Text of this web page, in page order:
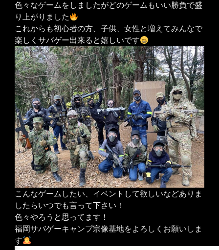
色々なゲームをしましたがどのゲームもいい勝負で盛
り上がりました
これからも初心者の方、子供、女性と増えてみんなで
楽しくサバゲー出来ると嬉しいです
こんなゲームしたい、イベントして欲しいなどありま
したらいつでも言って下さい！
色々やろうと思ってます！
福岡サバゲーキャンプ宗像基地をよろしくお願いしま
す